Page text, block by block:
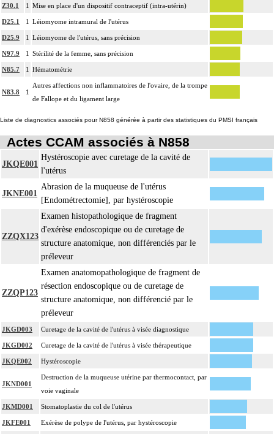
Z30.1 1 Mise en place d'un dispositif contraceptif (intra-utérin)
D25.1 1 Léiomyome intramural de l'utérus
D25.9 1 Léiomyome de l'utérus, sans précision
N97.9 1 Stérilité de la femme, sans précision
N85.7 1 Hématométrie
N83.8 1
Autres affections non inflammatoires de l'ovaire, de la trompe
de Fallope et du ligament large
Liste de diagnostics associés pour N858 générée à partir des statistiques du PMSI français
Actes CCAM associés à N858
JKQE001
Hystéroscopie avec curetage de la cavité de
l'utérus
JKNE001
Abrasion de la muqueuse de l'utérus
[Endométrectomie], par hystéroscopie
ZZQX123
Examen histopathologique de fragment
d'exérèse endoscopique ou de curetage de
structure anatomique, non différenciés par le
préleveur
ZZQP123
Examen anatomopathologique de fragment de
résection endoscopique ou de curetage de
structure anatomique, non différencié par le
préleveur
JKGD003 Curetage de la cavité de l'utérus à visée diagnostique
JKGD002 Curetage de la cavité de l'utérus à visée thérapeutique
JKQE002 Hystéroscopie
JKND001
Destruction de la muqueuse utérine par thermocontact, par
voie vaginale
JKMD001 Stomatoplastie du col de l'utérus
JKFE001 Exérèse de polype de l'utérus, par hystéroscopie